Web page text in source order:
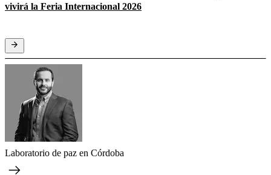
vivirá la Feria Internacional 2026
Laboratorio de paz en Córdoba